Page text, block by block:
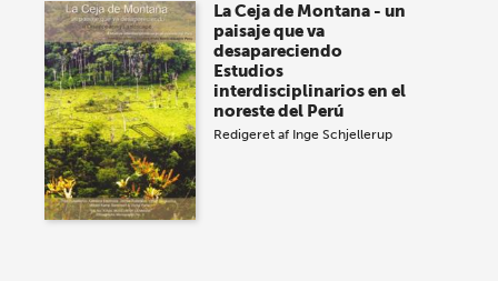
La Ceja de Montana - un
paisaje que va
desapareciendo
Estudios
interdisciplinarios en el
noreste del Perú
Redigeret af Inge Schjellerup